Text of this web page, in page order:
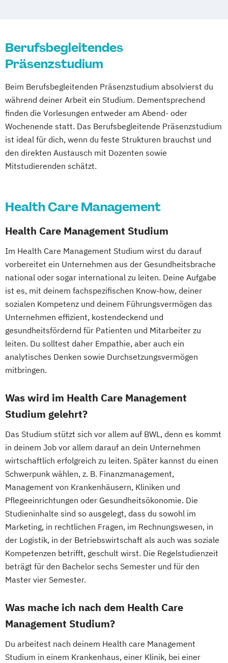
Berufsbegleitendes
Präsenzstudium
Beim Berufsbegleitenden Präsenzstudium absolvierst du
während deiner Arbeit ein Studium. Dementsprechend
finden die Vorlesungen entweder am Abend- oder
Wochenende statt. Das Berufsbegleitende Präsenzstudium
ist ideal für dich, wenn du feste Strukturen brauchst und
den direkten Austausch mit Dozenten sowie
Mitstudierenden schätzt.
Health Care Management
Health Care Management Studium
Im Health Care Management Studium wirst du darauf
vorbereitet ein Unternehmen aus der Gesundheitsbrache
national oder sogar international zu leiten. Deine Aufgabe
ist es, mit deinem fachspezifischen Know-how, deiner
sozialen Kompetenz und deinem Führungsvermögen das
Unternehmen effizient, kostendeckend und
gesundheitsfördernd für Patienten und Mitarbeiter zu
leiten. Du solltest daher Empathie, aber auch ein
analytisches Denken sowie Durchsetzungsvermögen
mitbringen.
Was wird im Health Care Management
Studium gelehrt?
Das Studium stützt sich vor allem auf BWL, denn es kommt
in deinem Job vor allem darauf an dein Unternehmen
wirtschaftlich erfolgreich zu leiten. Später kannst du einen
Schwerpunk wählen, z. B. Finanzmanagement,
Management von Krankenhäusern, Kliniken und
Pflegeeinrichtungen oder Gesundheitsökonomie. Die
Studieninhalte sind so ausgelegt, dass du sowohl im
Marketing, in rechtlichen Fragen, im Rechnungswesen, in
der Logistik, in der Betriebswirtschaft als auch was soziale
Kompetenzen betrifft, geschult wirst. Die Regelstudienzeit
beträgt für den Bachelor sechs Semester und für den
Master vier Semester.
Was mache ich nach dem Health Care
Management Studium?
Du arbeitest nach deinem Health care Management
Studium in einem Krankenhaus, einer Klinik, bei einer